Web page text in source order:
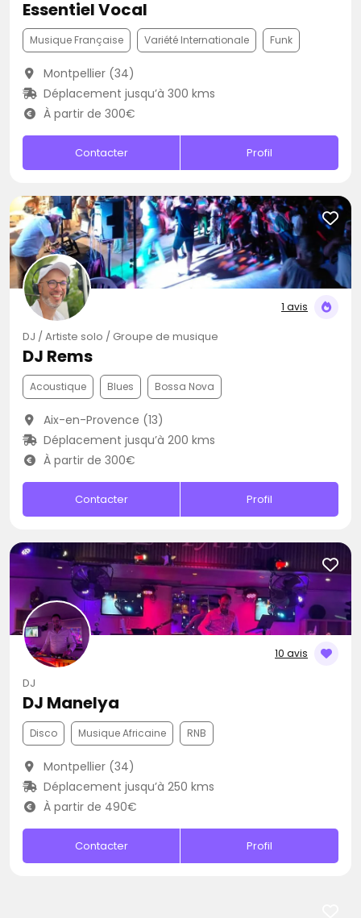
Essentiel Vocal
Musique Française Variété Internationale Funk
Montpellier (34)
Déplacement jusqu’à 300 kms
À partir de 300€
Contacter Profil
1 avis
DJ / Artiste solo / Groupe de musique
DJ Rems
Acoustique Blues Bossa Nova
Aix-en-Provence (13)
Déplacement jusqu’à 200 kms
À partir de 300€
Contacter Profil
10 avis
DJ
DJ Manelya
Disco Musique Africaine RNB
Montpellier (34)
Déplacement jusqu’à 250 kms
À partir de 490€
Contacter Profil